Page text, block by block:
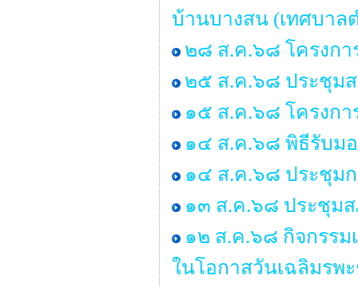
บ้านบางสน (เทศบาล
๒๘ ส.ค.๖๘ โครงก
๒๕ ส.ค.๖๘ ประชุม
๑๕ ส.ค.๖๘ โครงก
๑๔ ส.ค.๖๘ พิธีรับม
๑๔ ส.ค.๖๘ ประชุม
๑๓ ส.ค.๖๘ ประชุม
๑๒ ส.ค.๖๘ กิจกรรม
ในโอกาสวันเฉลิมรพ